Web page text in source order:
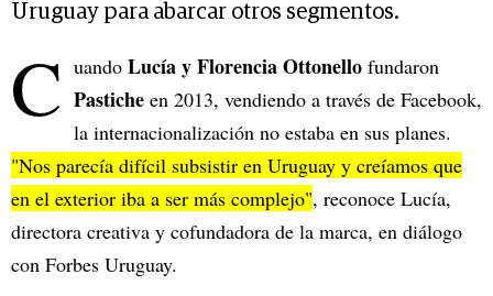
Uruguay para abarcar otros segmentos.
C uando Lucía y Florencia Ottonello fundaron
Pastiche en 2013, vendiendo a través de Facebook,
la internacionalización no estaba en sus planes.
"Nos parecía difícil subsistir en Uruguay y creíamos que
en el exterior iba a ser más complejo", reconoce Lucía,
directora creativa y cofundadora de la marca, en diálogo
con Forbes Uruguay.